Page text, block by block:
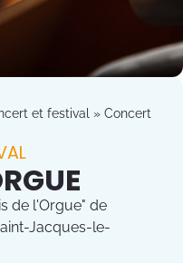
et festival » Concert
de l'Orgue" de
Jacques-le-